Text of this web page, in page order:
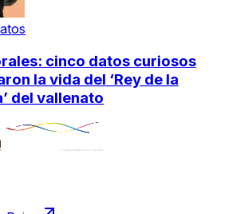
cinco datos curiosos
la vida del ‘Rey de la
del vallenato